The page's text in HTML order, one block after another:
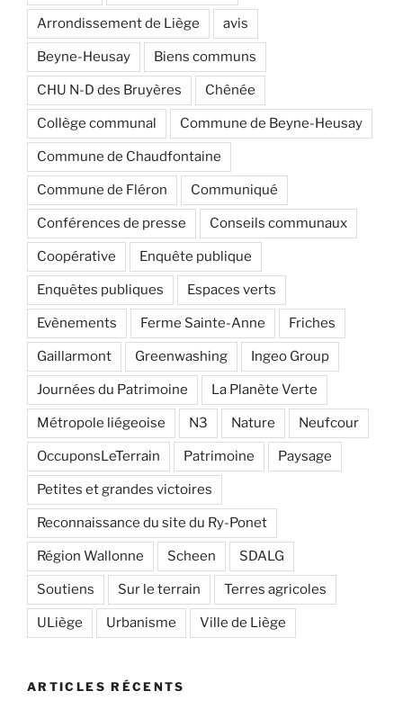
Arrondissement de Liège avis
Beyne-Heusay Biens communs
CHU N-D des Bruyères Chênée
Collège communal Commune de Beyne-Heusay
Commune de Chaudfontaine
Commune de Fléron Communiqué
Conférences de presse Conseils communaux
Coopérative Enquête publique
Enquêtes publiques Espaces verts
Evènements Ferme Sainte-Anne Friches
Gaillarmont Greenwashing Ingeo Group
Journées du Patrimoine La Planète Verte
Métropole liégeoise N3 Nature Neufcour
OccuponsLeTerrain Patrimoine Paysage
Petites et grandes victoires
Reconnaissance du site du Ry-Ponet
Région Wallonne Scheen SDALG
Soutiens Sur le terrain Terres agricoles
ULiège Urbanisme Ville de Liège
ARTICLES RÉCENTS